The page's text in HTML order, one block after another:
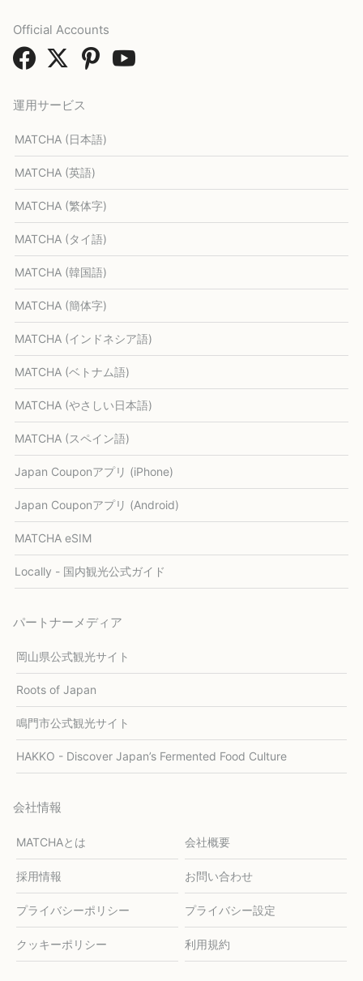
運用サービス
MATCHA (日本語)
MATCHA (英語)
MATCHA (繁体字)
MATCHA (タイ語)
MATCHA (韓国語)
MATCHA (簡体字)
MATCHA (インドネシア語)
MATCHA (ベトナム語)
MATCHA (やさしい日本語)
MATCHA (スペイン語)
Japan Couponアプリ (iPhone)
Japan Couponアプリ (Android)
MATCHA eSIM
Locally - 国内観光公式ガイド
パートナーメディア
岡山県公式観光サイト
Roots of Japan
鳴門市公式観光サイト
HAKKO - Discover Japan’s Fermented Food Culture
会社情報
MATCHAとは 会社概要
採用情報 お問い合わせ
プライバシーポリシー プライバシー設定
クッキーポリシー 利用規約
Official Accounts